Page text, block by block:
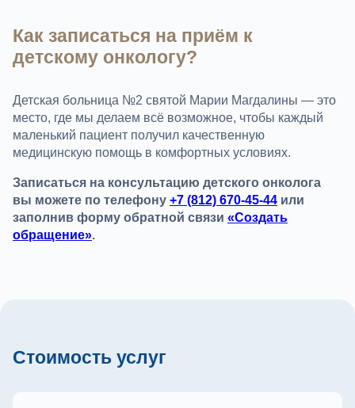
Как записаться на приём к
детскому онкологу?
Детская больница №2 святой Марии Магдалины — это
место, где мы делаем всё возможное, чтобы каждый
маленький пациент получил качественную
медицинскую помощь в комфортных условиях.
Записаться на консультацию детского онколога
вы можете по телефону +7 (812) 670-45-44 или
заполнив форму обратной связи «Создать
обращение».
Стоимость услуг